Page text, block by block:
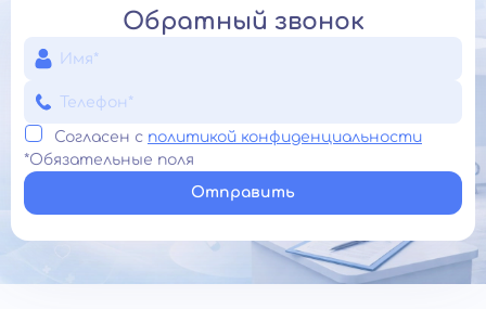
Обратный звонок
Согласен с политикой конфиденциальности
*Обязательные поля
Отправить